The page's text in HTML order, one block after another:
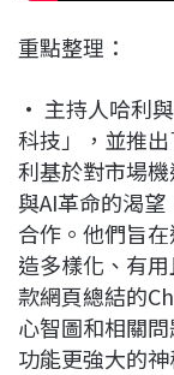
重點整理：
• 主持人哈利
科技」，並推
利基於對市場
與AI革命的渴
合作。他們旨
造多樣化、有
款網頁總結的
心智圖和相關
功能更強大的